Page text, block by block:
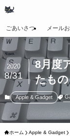
ごあいさつ メール
8月度
たも
2020
8/31
Apple & Gadget
ホーム Apple & Gadget